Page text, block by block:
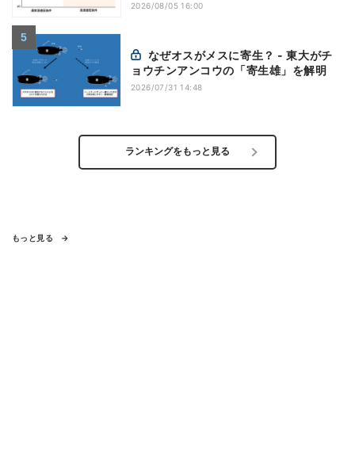
2026/08/05 16:00
ョウチンアンコウの「寄生雄」を解明
2026/07/31 14:48
ランキングをもっと見る
もっと見る